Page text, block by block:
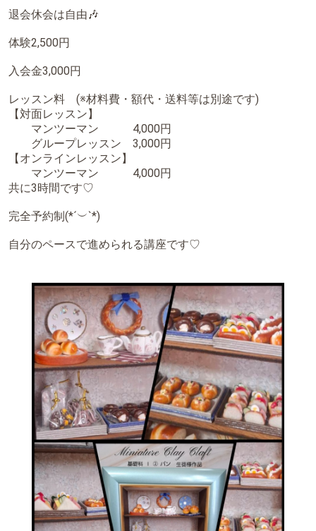
⁡退会休会は自由🎶⁡⁡
体験2,500円
入会金3,000円
⁡レッスン料 (※材料費・額代・送料等は別途です)
【対面レッスン】
⁡ マンツーマン 4,000円⁡
グループレッスン 3,000円⁡⁡
⁡【オンラインレッスン】⁡
⁡マンツーマン 4,000円
⁡共に3時間です♡⁡
⁡完全予約制(*´︶`*)⁡⁡
⁡自分のペースで進められる講座です♡⁡